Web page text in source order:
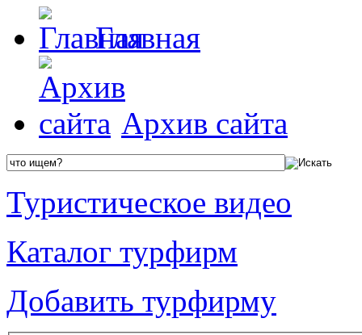
Главная
Архив сайта
Туристическое видео
Каталог турфирм
Добавить турфирму